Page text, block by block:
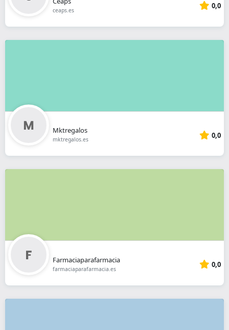
ceaps.es 0,0
Mktregalos
mktregalos.es 0,0
Farmaciaparafarmacia
farmaciaparafarmacia.es 0,0